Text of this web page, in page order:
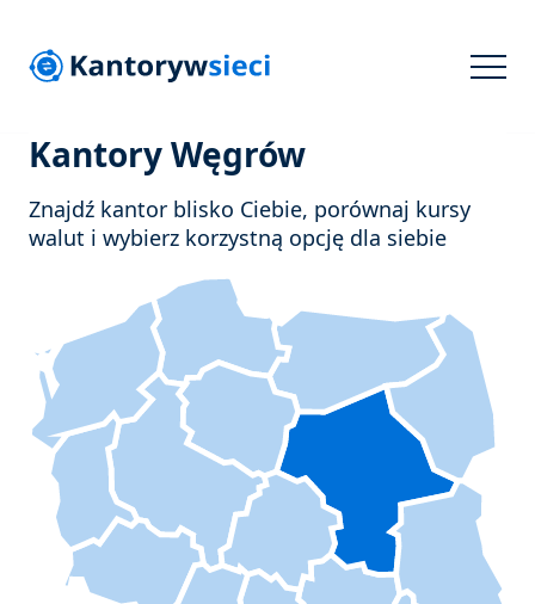
Kantory Węgrów
Znajdź kantor blisko Ciebie, porównaj kursy
walut i wybierz korzystną opcję dla siebie